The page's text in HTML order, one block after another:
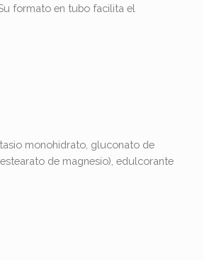
formato en tubo facilita el
monohidrato, gluconato de
de magnesio), edulcorante